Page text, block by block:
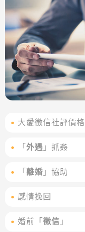
大愛徵信社評價格
「 外遇 」抓姦
「 離婚 」協助
感情挽回
婚前「 徵信 」